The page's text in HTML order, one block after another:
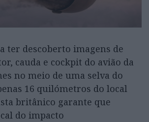
ter descoberto imagens de
cauda e cockpit do avião da
no meio de uma selva do
16 quilómetros do local
britânico garante que
do impacto